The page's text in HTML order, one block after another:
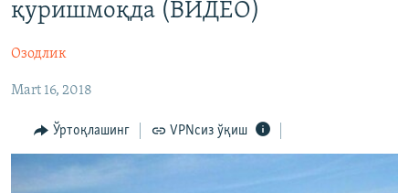
На русском
ИЖТИМОИЙ ТАРМОҚЛАР
Озодлик бошқа тилларда
қуришмоқда (ВИДЕО)
Озодлик
Mart 16, 2018
Ўртоқлашинг VPNсиз ўқиш